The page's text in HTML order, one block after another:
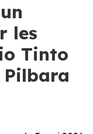
les
Tinto